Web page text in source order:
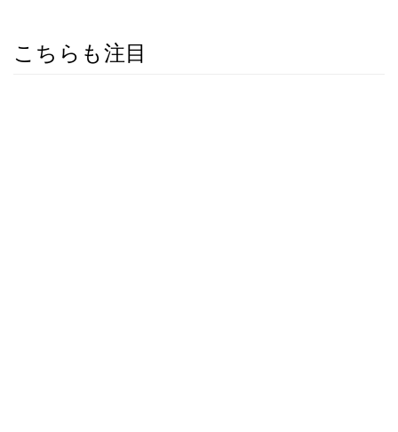
こちらも注目